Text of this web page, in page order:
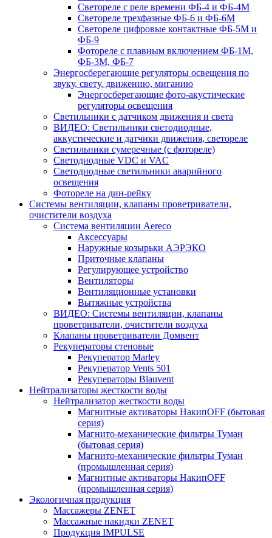
Светореле с реле времени ФБ-4 и ФБ-4М
Светореле трехфазные ФБ-6 и ФБ-6М
Светореле цифровые контактные ФБ-5М и
ФБ-9
Фотореле с плавным включением ФБ-1М,
ФБ-3М, ФБ-7
Энергосберегающие регуляторы освещения по
звуку, свету, движению, миганию
Энергосберегающие фото-акустические
регуляторы освещения
Светильники с датчиком движения и света
ВИДЕО: Светильники светодиодные,
аккустические и датчики движения, светореле
Светильники сумеречные (с фотореле)
Светодиодные VDC и VAC
Светодиодные светильники аварийного
освещения
Фотореле на дин-рейку
Системы вентиляции, клапаны проветриватели,
очистители воздуха
Система вентиляции Aereco
Аксессуары
Наружные козырьки АЭРЭКО
Приточные клапаны
Регулирующее устройство
Вентиляторы
Вентиляционные установки
Вытяжные устройства
ВИДЕО: Системы вентиляции, клапаны
проветриватели, очистители воздуха
Клапаны проветриватели Домвент
Рекуператоры стеновые
Рекуператор Marley
Рекуператор Vents 501
Рекуператоры Blauvent
Нейтрализаторы жесткости воды
Нейтрализатор жесткости воды
Магнитные активаторы НакипOFF (бытовая
серия)
Магнито-механические фильтры Туман
(бытовая серия)
Магнито-механические фильтры Туман
(промышленная серия)
Магнитные активаторы НакипOFF
(промышленная серия)
Экологичная продукция
Массажеры ZENET
Массажные накидки ZENET
Продукция IMPULSE